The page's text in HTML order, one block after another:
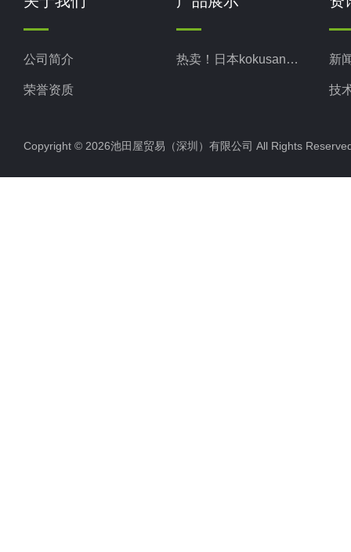
公司简介
荣誉资质
热卖！日本kokusan科库森 新
技
Copyright © 2026池田屋贸易（深圳）有限公司 All Rights